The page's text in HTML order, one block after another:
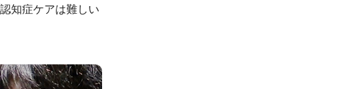
知症ケアは難しい